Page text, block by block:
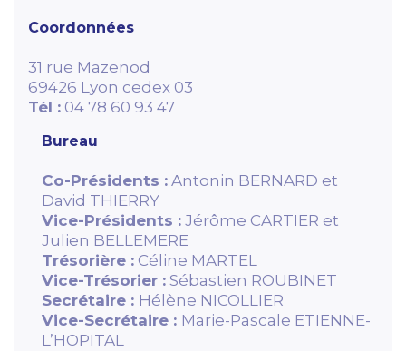
Coordonnées
31 rue Mazenod
69426 Lyon cedex 03
Tél : 04 78 60 93 47
Bureau
Co-Présidents : Antonin BERNARD et
David THIERRY
Vice-Présidents : Jérôme CARTIER et
Julien BELLEMERE
Trésorière : Céline MARTEL
Vice-Trésorier : Sébastien ROUBINET
Secrétaire : Hélène NICOLLIER
Vice-Secrétaire : Marie-Pascale ETIENNE-
L’HOPITAL